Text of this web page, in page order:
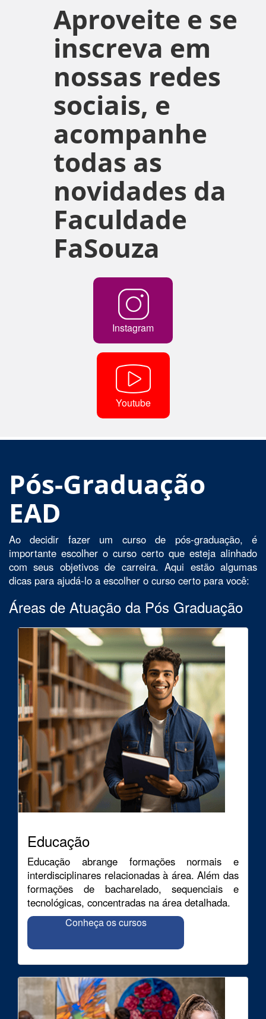
Aproveite e se
inscreva em
nossas redes
sociais, e
acompanhe
todas as
novidades da
Faculdade
FaSouza
Instagram
Youtube
Pós-Graduação
EAD
Ao decidir fazer um curso de pós-graduação, é
importante escolher o curso certo que esteja alinhado
com seus objetivos de carreira. Aqui estão algumas
dicas para ajudá-lo a escolher o curso certo para você:
Áreas de Atuação da Pós Graduação
Educação
Educação abrange formações normais e
interdisciplinares relacionadas à área. Além das
formações de bacharelado, sequenciais e
tecnológicas, concentradas na área detalhada.
Conheça os cursos